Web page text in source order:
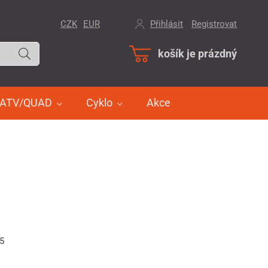
košík je prázdný
ATV/QUAD Cyklo Akce
CZK EUR Přihlásit Registrovat